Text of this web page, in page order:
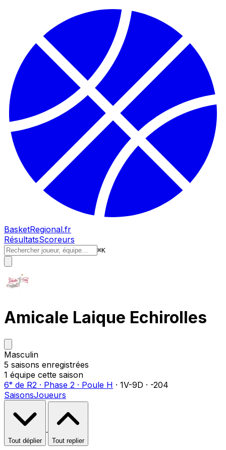
BasketRegional.fr
RésultatsScoreurs
⌘K
Amicale Laique Echirolles
Masculin
5 saisons enregistrées
1 équipe cette saison
6ᵉ de R2 · Phase 2 · Poule H · 1V-9D · -204
SaisonsJoueurs
Tout déplier
·
Tout replier